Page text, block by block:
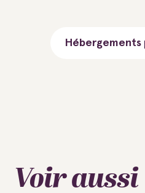
Hébergements
Voir aussi